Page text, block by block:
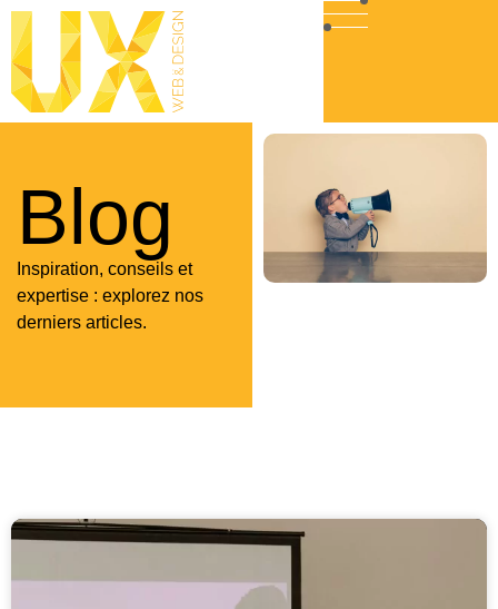
Blog
Inspiration, conseils et
expertise : explorez nos
derniers articles.